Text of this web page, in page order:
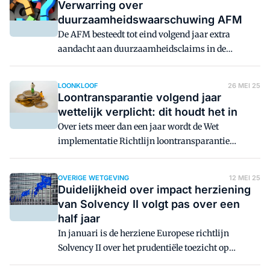
Verwarring over
duurzaamheidswaarschuwing AFM
De AFM besteedt tot eind volgend jaar extra
aandacht aan duurzaamheidsclaims in de
financiële sector. Want op dat punt gaat het nog
eerder dit jaar. Maar wat moeten verzekeraars en
intermediairbedrijven concreet doen met die
waarschuwing? Niet iedereen heeft helder wat de
AFM ermee bedoelt, blijkt uit rondgang van AM.
LOONKLOOF 26 MEI 25
Loontransparantie volgend jaar
wettelijk verplicht: dit houdt het in
Over iets meer dan een jaar wordt de Wet
implementatie Richtlijn loontransparantie
mannen en vrouwen van kracht. Werkgevers met
maken. De wet schrijft niet alleen voor dat je moet
rapporteren over beloningsverschillen tussen
mannen en vrouwen, maar legt ook beperkingen
en verplichtingen op over wat je wel en niet mag
melden en vragen.
OVERIGE WETGEVING 12 MEI 25
Duidelijkheid over impact herziening
van Solvency II volgt pas over een
half jaar
In januari is de herziene Europese richtlijn
Solvency II over het prudentiële toezicht op
verzekeraars officieel gepubliceerd. Over het